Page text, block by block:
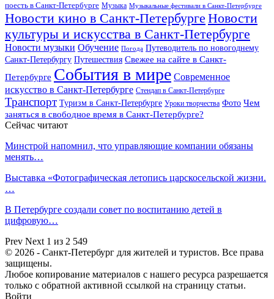
поесть в Санкт-Петербурге Музыка Музыкальные фестивали в Санкт-Петербурге
Новости кино в Санкт-Петербурге Новости
культуры и искусства в Санкт-Петербурге
Новости музыки Обучение Погода Путеводитель по новогоднему
Санкт-Петербургу Путешествия Свежее на сайте в Санкт-
Петербурге События в мире Современное
искусство в Санкт-Петербурге Стендап в Санкт-Петербурге
Транспорт Туризм в Санкт-Петербурге Уроки творчества Фото Чем
заняться в свободное время в Санкт-Петербурге?
Сейчас читают
Минстрой напомнил, что управляющие компании обязаны
менять…
Выставка «Фотографическая летопись царскосельской жизни.
…
В Петербурге создали совет по воспитанию детей в
цифровую…
Prev Next 1 из 2 549
© 2026 - Санкт-Петербург для жителей и туристов. Все права
защищены.
Любое копирование материалов с нашего ресурса разрешается
только с обратной активной ссылкой на страницу статьи.
Войти